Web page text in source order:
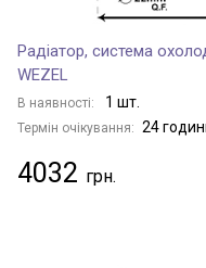
Радіатор, система
WEZEL
В наявності: 1 шт.
Термін очікування: 24
4032